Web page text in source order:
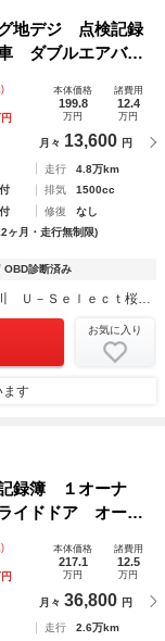
地デジ 点検記録
ダブルエアバッ
止装置 カラー
Ｓ
本体価格
199.8
万円
諸費用
12.4
万円
月々 13,600 円
走行
4.8万km
排気
1500cc
修復
なし
ヶ月・走行無制限)
OBD診断済み
Ｈｏｎｄａ Ｃａｒｓ中央神奈川 Ｕ－Ｓｅｌｅｃｔ桜ヶ丘
お気に入り
ます
録簿 １オーナ
イドドア オート
ッドランプ ＥＴ
本体価格
217.1
万円
諸費用
12.5
万円
月々 36,800 円
走行
2.6万km